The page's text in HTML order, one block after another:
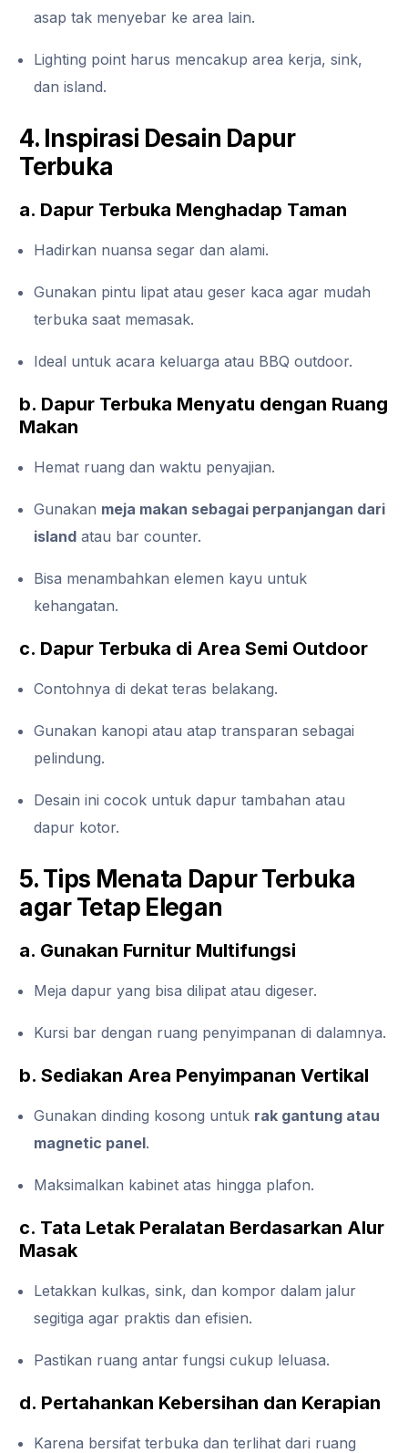
asap tak menyebar ke area lain.
Lighting point harus mencakup area kerja, sink,
dan island.
4. Inspirasi Desain Dapur
Terbuka
a. Dapur Terbuka Menghadap Taman
Hadirkan nuansa segar dan alami.
Gunakan pintu lipat atau geser kaca agar mudah
terbuka saat memasak.
Ideal untuk acara keluarga atau BBQ outdoor.
b. Dapur Terbuka Menyatu dengan Ruang
Makan
Hemat ruang dan waktu penyajian.
Gunakan meja makan sebagai perpanjangan dari
island atau bar counter.
Bisa menambahkan elemen kayu untuk
kehangatan.
c. Dapur Terbuka di Area Semi Outdoor
Contohnya di dekat teras belakang.
Gunakan kanopi atau atap transparan sebagai
pelindung.
Desain ini cocok untuk dapur tambahan atau
dapur kotor.
5. Tips Menata Dapur Terbuka
agar Tetap Elegan
a. Gunakan Furnitur Multifungsi
Meja dapur yang bisa dilipat atau digeser.
Kursi bar dengan ruang penyimpanan di dalamnya.
b. Sediakan Area Penyimpanan Vertikal
Gunakan dinding kosong untuk rak gantung atau
magnetic panel.
Maksimalkan kabinet atas hingga plafon.
c. Tata Letak Peralatan Berdasarkan Alur
Masak
Letakkan kulkas, sink, dan kompor dalam jalur
segitiga agar praktis dan efisien.
Pastikan ruang antar fungsi cukup leluasa.
d. Pertahankan Kebersihan dan Kerapian
Karena bersifat terbuka dan terlihat dari ruang